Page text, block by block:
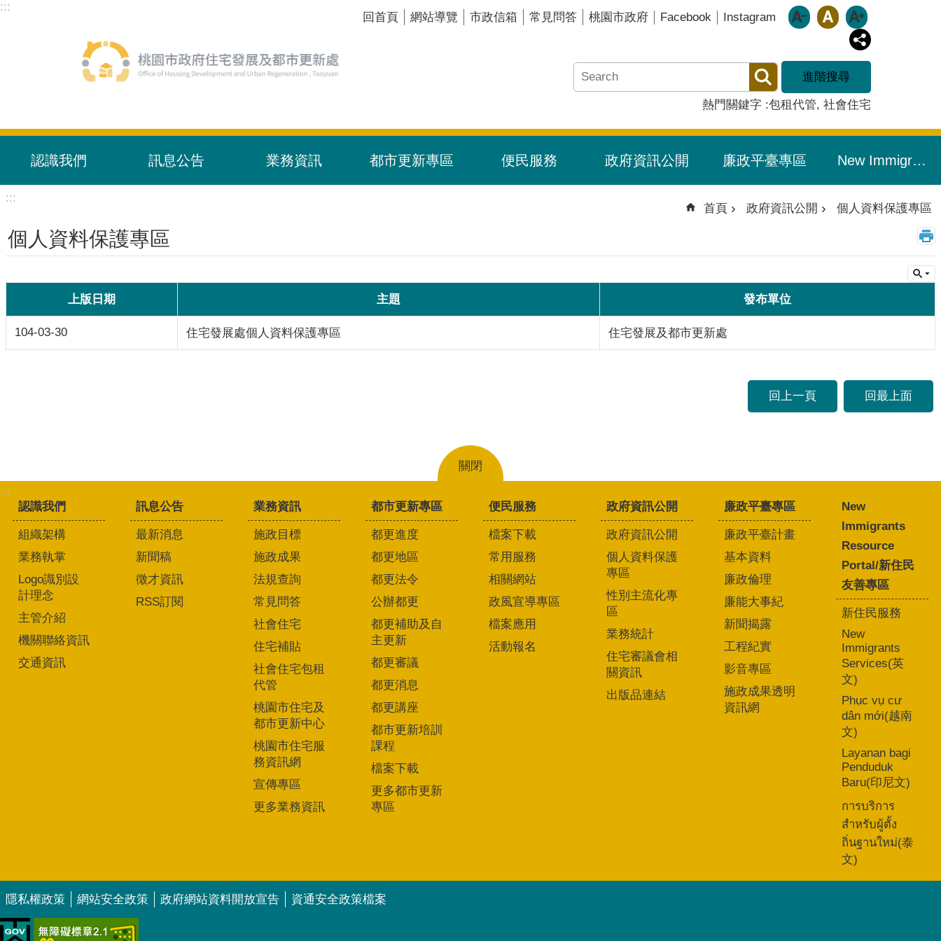
跳到主要內容區塊
:::
回首頁 網站導覽 市政信箱 常見問答 桃園市政府 Facebook Instagram
進階搜尋
熱門關鍵字 包租代管 社會住宅
認識我們 訊息公告 業務資訊 都市更新專區 便民服務 政府資訊公開 廉政平臺專區 New Immigrants Resource Portal/新住民友善專區
:::
首頁 政府資訊公開 個人資料保護專區
個人資料保護專區
上版日期 主題 發布單位
104-03-30 住宅發展處個人資料保護專區 住宅發展及都市更新處
回上一頁 回最上面
關閉
:::
認識我們
組織架構
業務執掌
Logo識別設
計理念
主管介紹
機關聯絡資訊
交通資訊
訊息公告
最新消息
新聞稿
徵才資訊
RSS訂閱
業務資訊
施政目標
施政成果
法規查詢
常見問答
社會住宅
住宅補貼
社會住宅包租
代管
桃園市住宅及
都市更新中心
桃園市住宅服
務資訊網
宣傳專區
更多業務資訊
都市更新專區
都更進度
都更地區
都更法令
公辦都更
都更補助及自
主更新
都更審議
都更消息
都更講座
都市更新培訓
課程
檔案下載
更多都市更新
專區
便民服務
檔案下載
常用服務
相關網站
政風宣導專區
檔案應用
活動報名
政府資訊公開
政府資訊公開
個人資料保護
專區
性別主流化專
區
業務統計
住宅審議會相
關資訊
出版品連結
廉政平臺專區
廉政平臺計畫
基本資料
廉政倫理
廉能大事紀
新聞揭露
工程紀實
影音專區
施政成果透明
資訊網
New
Immigrants
Resource
Portal/新住民
友善專區
新住民服務
New
Immigrants
Services(英
文)
Phục vụ cư
dân mới(越南
文)
Layanan bagi
Penduduk
Baru(印尼文)
การบริการ
สำหรับผู้ตั้ง
ถิ่นฐานใหม่(泰
文)
隱私權政策 網站安全政策 政府網站資料開放宣告 資通安全政策檔案